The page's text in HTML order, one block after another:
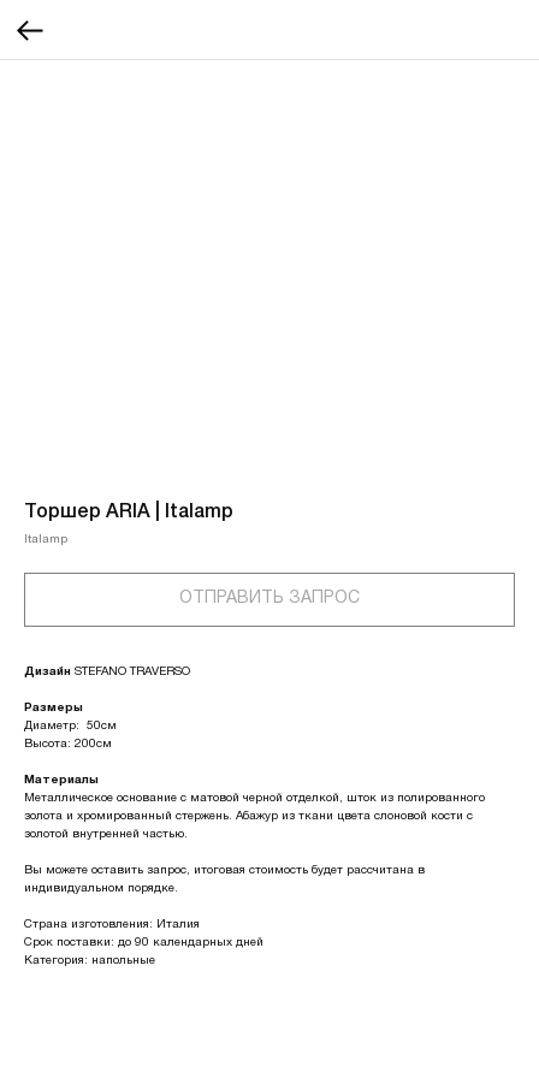
Торшер ARIA | Italamp
Italamp
ОТПРАВИТЬ ЗАПРОС
Дизайн STEFANO TRAVERSO
Размеры
Диаметр: 50см
Высота: 200см
Материалы
Металлическое основание с матовой черной отделкой, шток из полированного
золота и хромированный стержень. Абажур из ткани цвета слоновой кости с
золотой внутренней частью.
Вы можете оставить запрос, итоговая стоимость будет рассчитана в
индивидуальном порядке.
Страна изготовления: Италия
Срок поставки: до 90 календарных дней
Категория: напольные